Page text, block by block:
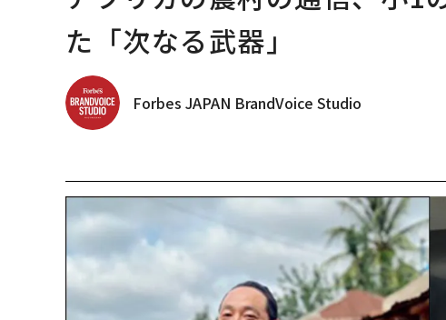
た「次なる武器」
Forbes JAPAN BrandVoice Studio